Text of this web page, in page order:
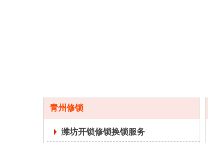
青州修锁
潍坊开锁修锁换锁服务